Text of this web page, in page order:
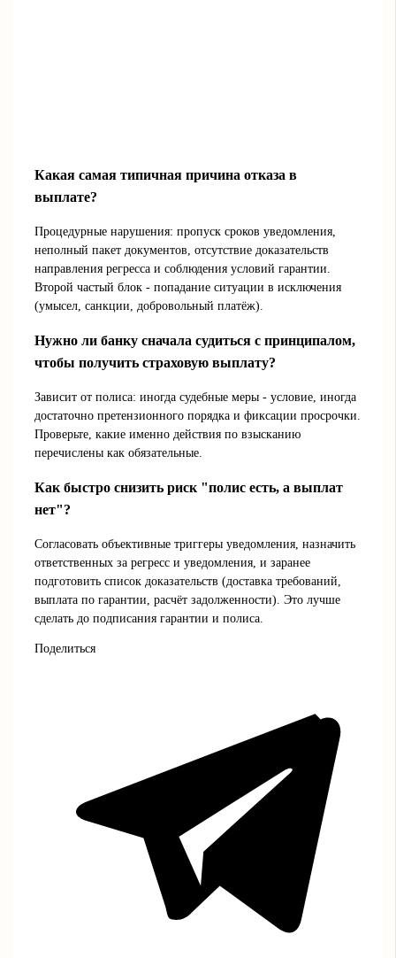
Какая самая типичная причина отказа в
выплате?
Процедурные нарушения: пропуск сроков уведомления,
неполный пакет документов, отсутствие доказательств
направления регресса и соблюдения условий гарантии.
Второй частый блок - попадание ситуации в исключения
(умысел, санкции, добровольный платёж).
Нужно ли банку сначала судиться с принципалом,
чтобы получить страховую выплату?
Зависит от полиса: иногда судебные меры - условие, иногда
достаточно претензионного порядка и фиксации просрочки.
Проверьте, какие именно действия по взысканию
перечислены как обязательные.
Как быстро снизить риск "полис есть, а выплат
нет"?
Согласовать объективные триггеры уведомления, назначить
ответственных за регресс и уведомления, и заранее
подготовить список доказательств (доставка требований,
выплата по гарантии, расчёт задолженности). Это лучше
сделать до подписания гарантии и полиса.
Поделиться